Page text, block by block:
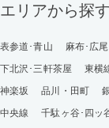
エリアから探す
表参道･青山 麻布･広尾
下北沢･三軒茶屋
東横
神楽坂
品川・田町
中央線
千駄ヶ谷･四ッ